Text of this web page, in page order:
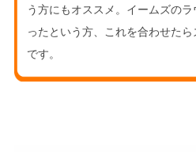
う方にもオススメ。イームズの
ったという方、これを合わせた
です。